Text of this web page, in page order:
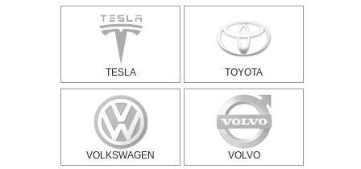
TESLA TOYOTA
VOLKSWAGEN VOLVO